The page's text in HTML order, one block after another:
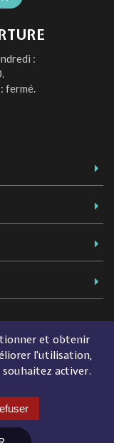
et obtenir
l'utilisation,
activer.
:
fermé.